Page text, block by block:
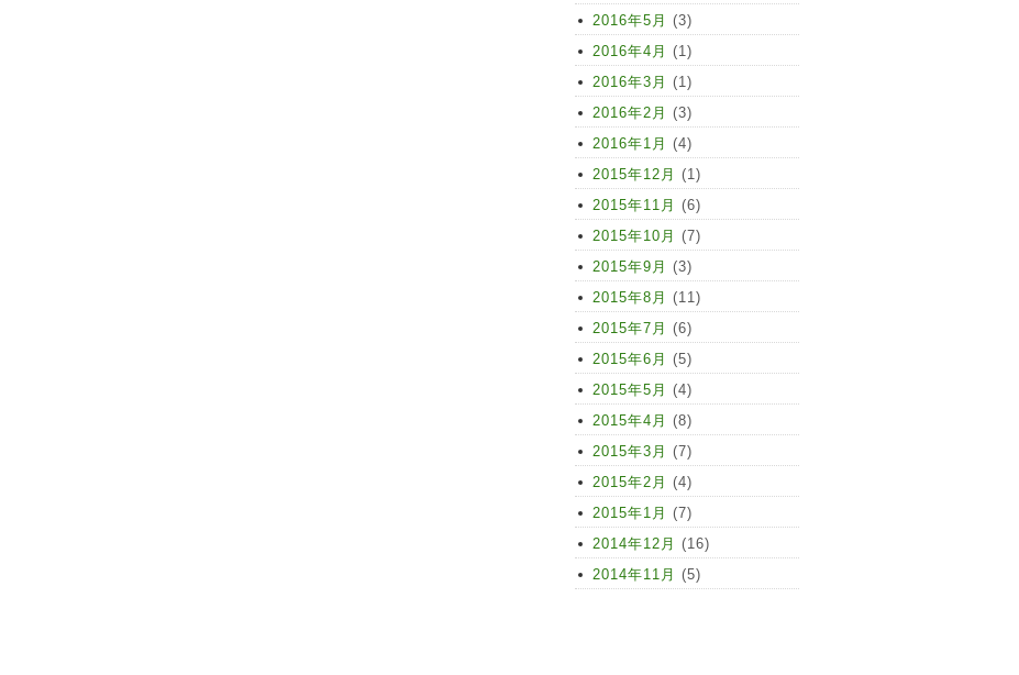
2016年5月 (3)
2016年4月 (1)
2016年3月 (1)
2016年2月 (3)
2016年1月 (4)
2015年12月 (1)
2015年11月 (6)
2015年10月 (7)
2015年9月 (3)
2015年8月 (11)
2015年7月 (6)
2015年6月 (5)
2015年5月 (4)
2015年4月 (8)
2015年3月 (7)
2015年2月 (4)
2015年1月 (7)
2014年12月 (16)
2014年11月 (5)